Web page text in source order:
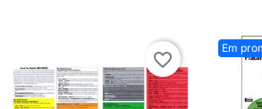
favorite_border
Em